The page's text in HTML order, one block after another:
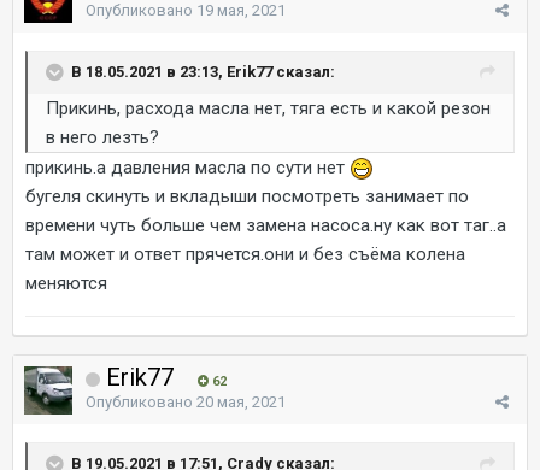
Опубликовано 19 мая, 2021
В 18.05.2021 в 23:13, Erik77 сказал:
Прикинь, расхода масла нет, тяга есть и какой резон
в него лезть?
прикинь.а давления масла по сути нет
бугеля скинуть и вкладыши посмотреть занимает по
времени чуть больше чем замена насоса.ну как вот таг..а
там может и ответ прячется.они и без съёма колена
меняются
Erik77 62
Опубликовано 20 мая, 2021
В 19.05.2021 в 17:51, Crady сказал: